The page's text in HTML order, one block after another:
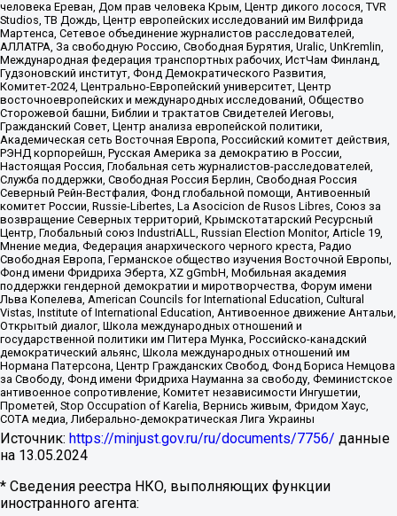
человека Ереван, Дом прав человека Крым, Центр дикого лосося, TVR
Studios, ТВ Дождь, Центр европейских исследований им Вилфрида
Мартенса, Сетевое объединение журналистов расследователей,
АЛЛАТРА, За свободную Россию, Свободная Бурятия, Uralic, UnKremlin,
Международная федерация транспортных рабочих, ИстЧам Финланд,
Гудзоновский институт, Фонд Демократического Развития,
Комитет-2024, Центрально-Европейский университет, Центр
восточноевропейских и международных исследований, Общество
Сторожевой башни, Библии и трактатов Свидетелей Иеговы,
Гражданский Совет, Центр анализа европейской политики,
Академическая сеть Восточная Европа, Российский комитет действия,
РЭНД корпорейшн, Русская Америка за демократию в России,
Настоящая Россия, Глобальная сеть журналистов-расследователей,
Служба поддержки, Свободная Россия Берлин, Свободная Россия
Северный Рейн-Вестфалия, Фонд глобальной помощи, Антивоенный
комитет России, Russie-Libertes, La Asocicion de Rusos Libres, Союз за
возвращение Северных территорий, Крымскотатарский Ресурсный
Центр, Глобальный союз IndustriALL, Russian Election Monitor, Article 19,
Мнение медиа, Федерация анархического черного креста, Радио
Свободная Европа, Германское общество изучения Восточной Европы,
Фонд имени Фридриха Эберта, XZ gGmbH, Мобильная академия
поддержки гендерной демократии и миротворчества, Форум имени
Льва Копелева, American Councils for International Education, Cultural
Vistas, Institute of International Education, Антивоенное движение Антальи,
Открытый диалог, Школа международных отношений и
государственной политики им Питера Мунка, Российско-канадский
демократический альянс, Школа международных отношений им
Нормана Патерсона, Центр Гражданских Свобод, Фонд Бориса Немцова
за Свободу, Фонд имени Фридриха Науманна за свободу, Феминистское
антивоенное сопротивление, Комитет независимости Ингушетии,
Прометей, Stop Occupation of Karelia, Вернись живым, Фридом Хаус,
СОТА медиа, Либерально-демократическая Лига Украины
Источник: https://minjust.gov.ru/ru/documents/7756/ данные
на 13.05.2024
* Сведения реестра НКО, выполняющих функции
иностранного агента: